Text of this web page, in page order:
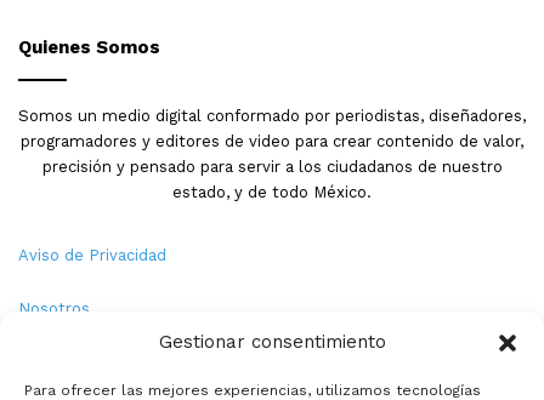
Gestionar consentimiento
Para ofrecer las mejores experiencias, utilizamos tecnologías
Quienes Somos
Somos un medio digital conformado por periodistas, diseñadores,
programadores y editores de video para crear contenido de valor,
precisión y pensado para servir a los ciudadanos de nuestro
estado, y de todo México.
Aviso de Privacidad
Nosotros